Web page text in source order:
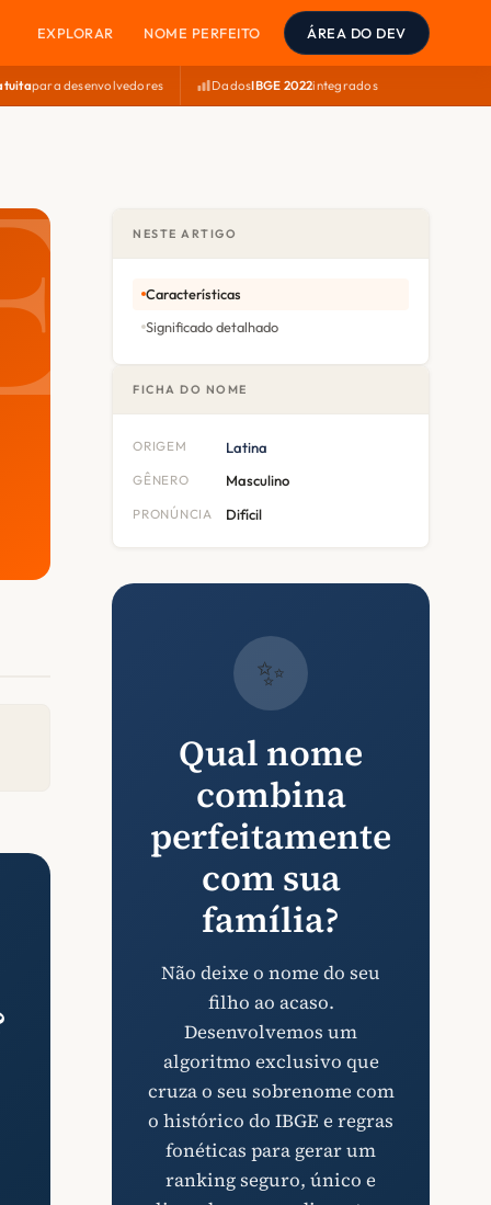
EXPLORAR NOME PERFEITO ÁREA DO DEV
para desenvolvedores DadosIBGE 2022integrados
NESTE ARTIGO
Características
Significado detalhado
FICHA DO NOME
ORIGEM Latina
GÊNERO Masculino
PRONÚNCIA Difícil
✨
Qual nome
combina
perfeitamente
com sua
família?
Não deixe o nome do seu
filho ao acaso.
Desenvolvemos um
algoritmo exclusivo que
cruza o seu sobrenome com
o histórico do IBGE e regras
fonéticas para gerar um
ranking seguro, único e